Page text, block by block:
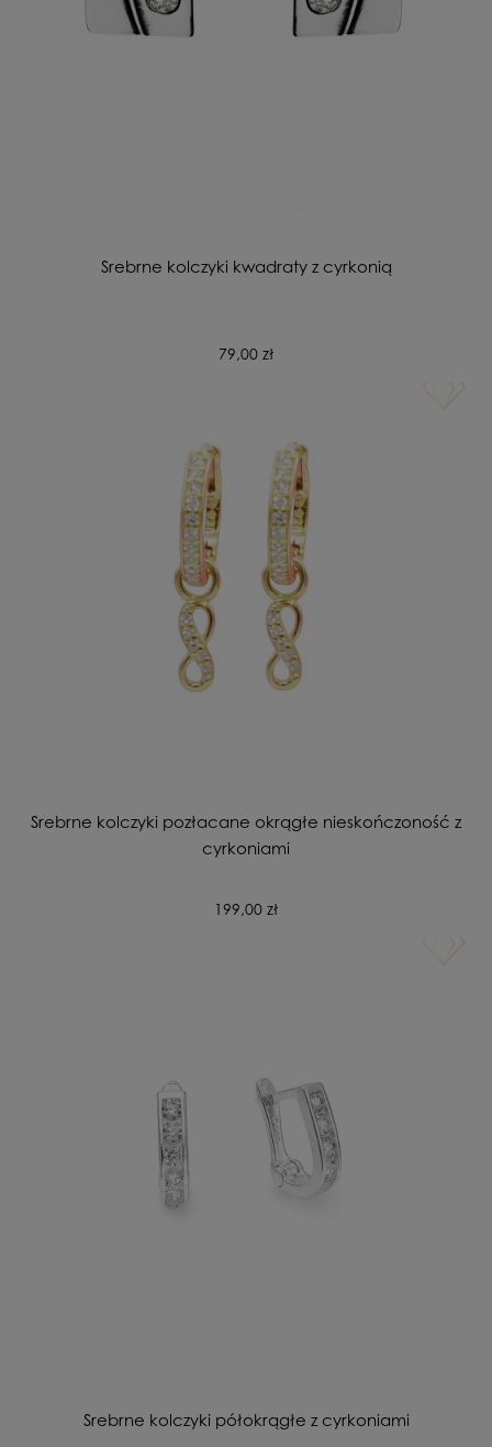
Srebrne kolczyki kwadraty z cyrkonią
79,00 zł
Srebrne kolczyki pozłacane okrągłe nieskończoność z
cyrkoniami
199,00 zł
Srebrne kolczyki półokrągłe z cyrkoniami